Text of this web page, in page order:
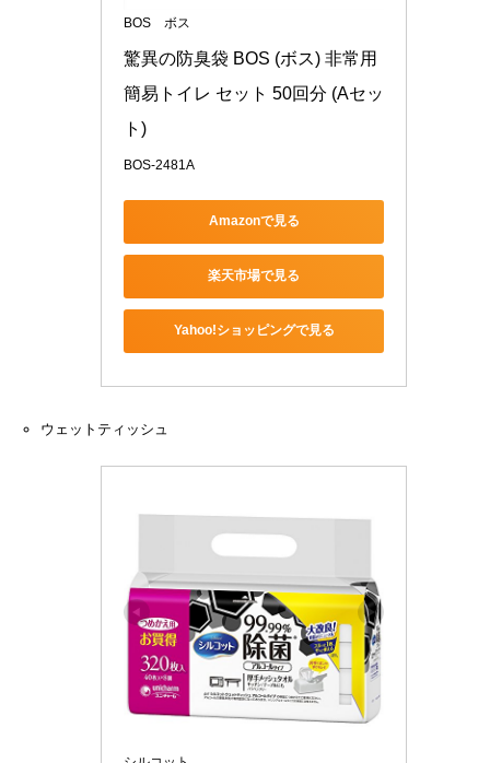
BOS ボス
驚異の防臭袋 BOS (ボス) 非常用
簡易トイレ セット 50回分 (Aセッ
ト)
BOS-2481A
Amazonで見る
楽天市場で見る
Yahoo!ショッピングで見る
ウェットティッシュ